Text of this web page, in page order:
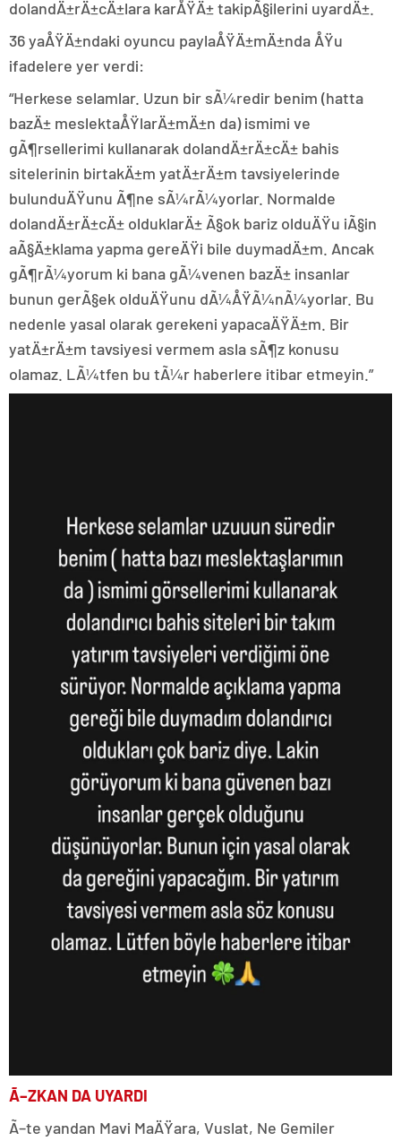
dolandÄ±rÄ±cÄ±lara karÅŸÄ± takipÃ§ilerini uyardÄ±.
36 yaÅŸÄ±ndaki oyuncu paylaÅŸÄ±mÄ±nda ÅŸu
ifadelere yer verdi:
“Herkese selamlar. Uzun bir sÃ¼redir benim (hatta
bazÄ± meslektaÅŸlarÄ±mÄ±n da) ismimi ve
gÃ¶rsellerimi kullanarak dolandÄ±rÄ±cÄ± bahis
sitelerinin birtakÄ±m yatÄ±rÄ±m tavsiyelerinde
bulunduÄŸunu Ã¶ne sÃ¼rÃ¼yorlar. Normalde
dolandÄ±rÄ±cÄ± olduklarÄ± Ã§ok bariz olduÄŸu iÃ§in
aÃ§Ä±klama yapma gereÄŸi bile duymadÄ±m. Ancak
gÃ¶rÃ¼yorum ki bana gÃ¼venen bazÄ± insanlar
bunun gerÃ§ek olduÄŸunu dÃ¼ÅŸÃ¼nÃ¼yorlar. Bu
nedenle yasal olarak gerekeni yapacaÄŸÄ±m. Bir
yatÄ±rÄ±m tavsiyesi vermem asla sÃ¶z konusu
olamaz. LÃ¼tfen bu tÃ¼r haberlere itibar etmeyin.”
Ã–ZKAN DA UYARDI
Ã–te yandan Mavi MaÄŸara, Vuslat, Ne Gemiler